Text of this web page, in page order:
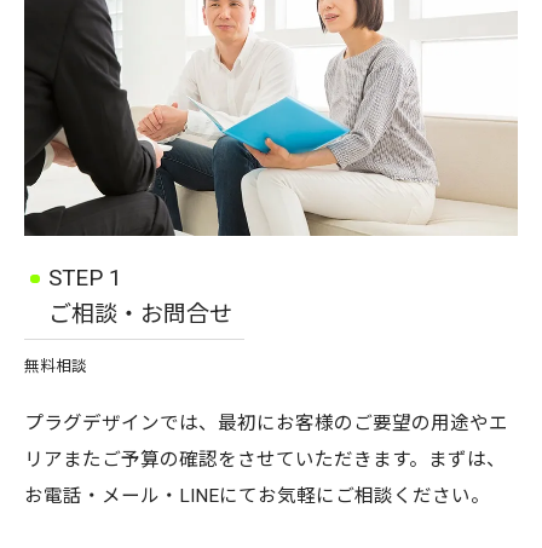
STEP 1
ご相談・お問合せ
無料相談
プラグデザインでは、最初にお客様のご要望の用途やエ
リアまたご予算の確認をさせていただきます。まずは、
お電話・メール・LINEにてお気軽にご相談ください。